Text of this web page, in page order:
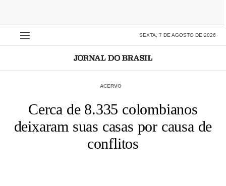
SEXTA, 7 DE AGOSTO DE 2026
ACERVO
Cerca de 8.335 colombianos
deixaram suas casas por causa de
conflitos